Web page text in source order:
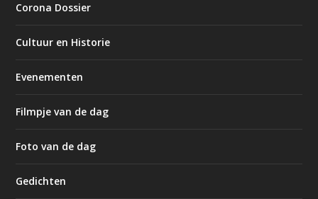
Corona Dossier
Cultuur en Historie
Evenementen
Filmpje van de dag
Foto van de dag
Gedichten